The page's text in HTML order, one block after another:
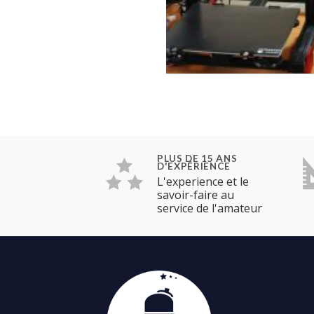
PLUS DE 15 ANS
D'EXPÉRIENCE
L'experience et le
savoir-faire au
service de l'amateur